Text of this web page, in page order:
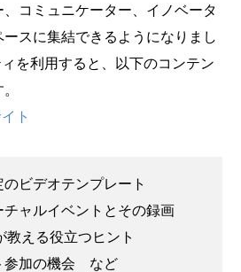
コミュニケーター、イノベータ
スに集結できるようになりまし
を利用すると、以下のコンテン
ト
ビデオテンプレート
ャルイベントとその録画
教える役立つヒント
参加の機会 など